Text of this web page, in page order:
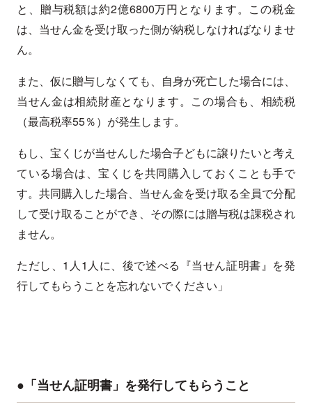
と、贈与税額は約2億6800万円となります。この税金
は、当せん金を受け取った側が納税しなければなりませ
ん。
また、仮に贈与しなくても、自身が死亡した場合には、
当せん金は相続財産となります。この場合も、相続税
（最高税率55％）が発生します。
もし、宝くじが当せんした場合子どもに譲りたいと考え
ている場合は、宝くじを共同購入しておくことも手で
す。共同購入した場合、当せん金を受け取る全員で分配
して受け取ることができ、その際には贈与税は課税され
ません。
ただし、1人1人に、後で述べる『当せん証明書』を発
行してもらうことを忘れないでください」
●「当せん証明書」を発行してもらうこと